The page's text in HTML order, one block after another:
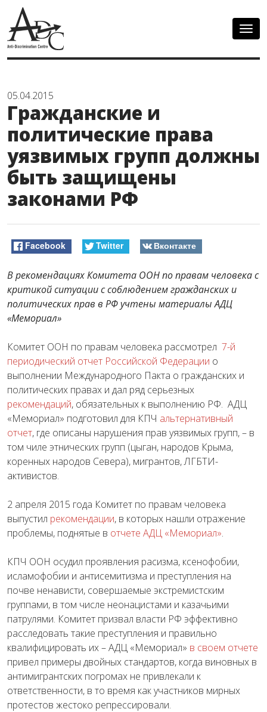
05.04.2015
Гражданские и
политические права
уязвимых групп должны
быть защищены
законами РФ
Facebook Twitter Вконтакте
В рекомендациях Комитета ООН по правам человека с
критикой ситуации с соблюдением гражданских и
политических прав в РФ учтены материалы АДЦ
«Мемориал»
Комитет ООН по правам человека рассмотрел 7-й
периодический отчет Российской Федерации о
выполнении Международного Пакта о гражданских и
политических правах и дал ряд серьезных
рекомендаций, обязательных к выполнению РФ. АДЦ
«Мемориал» подготовил для КПЧ альтернативный
отчет, где описаны нарушения прав уязвимых групп, – в
том чиле этнических групп (цыган, народов Крыма,
коренных народов Севера), мигрантов, ЛГБТИ-
активистов.
2 апреля 2015 года Комитет по правам человека
выпустил рекомендации, в которых нашли отражение
проблемы, поднятые в отчете АДЦ «Мемориал».
КПЧ ООН осудил проявления расизма, ксенофобии,
исламофобии и антисемитизма и преступления на
почве ненависти, совершаемые экстремистским
группами, в том числе неонацистами и казачьими
патрулями. Комитет призвал власти РФ эффективно
расследовать такие преступления и правильно
квалифицировать их – АДЦ «Мемориал» в своем отчете
привел примеры двойных стандартов, когда виновных в
антимигрантских погромах не привлекали к
ответственности, в то время как участников мирных
протестов жестоко репрессировали.